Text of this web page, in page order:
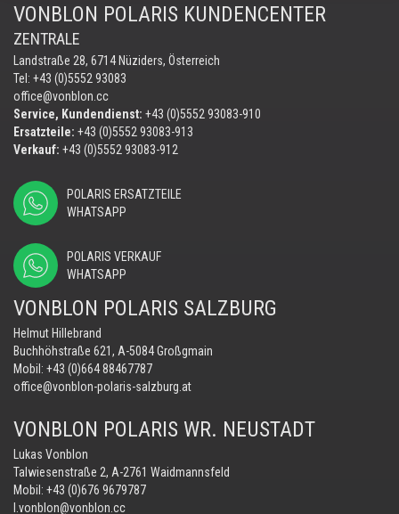
VONBLON POLARIS KUNDENCENTER
ZENTRALE
Landstraße 28, 6714 Nüziders, Österreich
Tel: +43 (0)5552 93083
office@vonblon.cc
Service, Kundendienst: +43 (0)5552 93083-910
Ersatzteile: +43 (0)5552 93083-913
Verkauf: +43 (0)5552 93083-912
POLARIS ERSATZTEILE
WHATSAPP
POLARIS VERKAUF
WHATSAPP
VONBLON POLARIS SALZBURG
Helmut Hillebrand
Buchhöhstraße 621, A-5084 Großgmain
Mobil: +43 (0)664 88467787
office@vonblon-polaris-salzburg.at
VONBLON POLARIS WR. NEUSTADT
Lukas Vonblon
Talwiesenstraße 2, A-2761 Waidmannsfeld
Mobil: +43 (0)676 9679787
l.vonblon@vonblon.cc